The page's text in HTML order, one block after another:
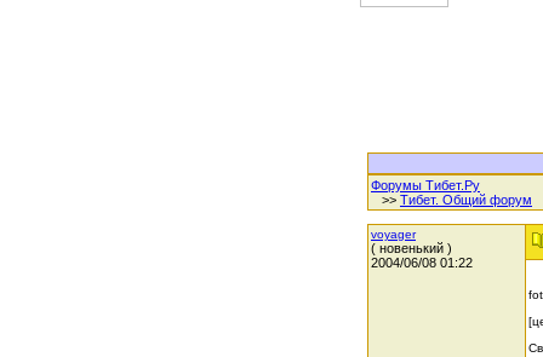
Форумы Тибет.Ру
>> Тибет. Общий форум
voyager
( новенький )
2004/06/08 01:22